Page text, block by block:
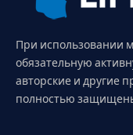
При использовании
обязательную
авторские и другие
полностью